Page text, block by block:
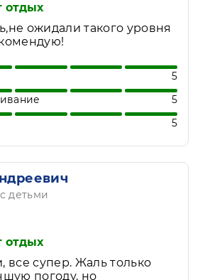
отдых
ожидали такого уровня
5
5
5
детьми
отдых
все супер. Жаль только
погоду, но